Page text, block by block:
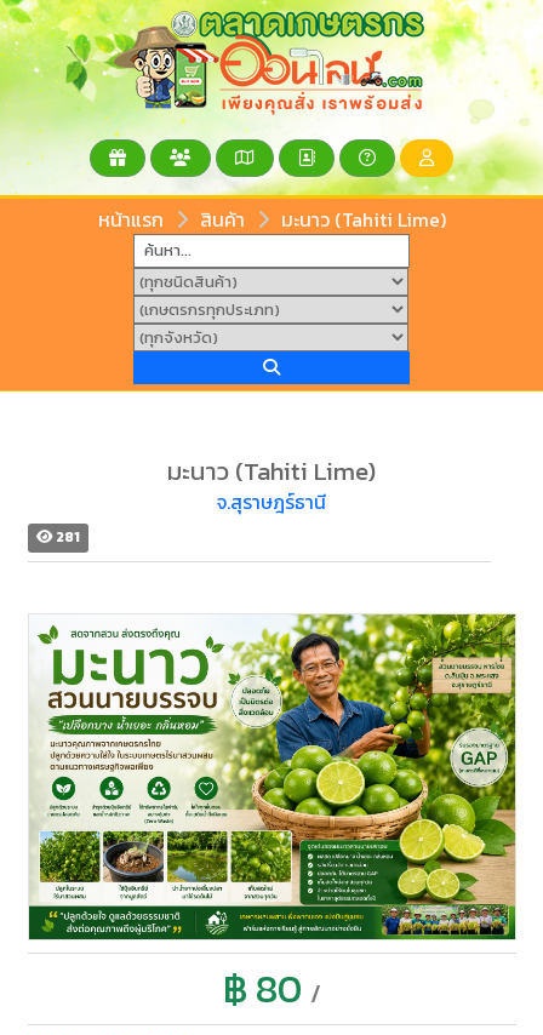
หน้าแรก สินค้า มะนาว (Tahiti Lime)
มะนาว (Tahiti Lime)
จ.สุราษฎร์ธานี
281
฿ 80 /